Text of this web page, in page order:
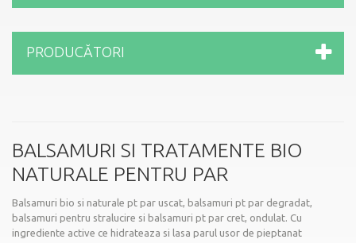
PRODUCĂTORI
BALSAMURI SI TRATAMENTE BIO
NATURALE PENTRU PAR
Balsamuri bio si naturale pt par uscat, balsamuri pt par degradat,
balsamuri pentru stralucire si balsamuri pt par cret, ondulat. Cu
ingrediente active ce hidrateaza si lasa parul usor de pieptanat